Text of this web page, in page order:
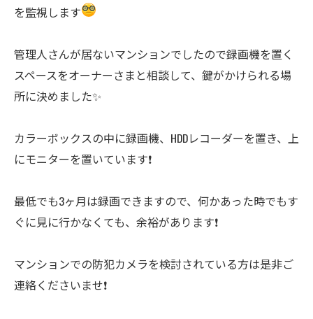
を監視します
管理人さんが居ないマンションでしたので録画機を置く
スペースをオーナーさまと相談して、鍵がかけられる場
所に決めました✨
カラーボックスの中に録画機、HDDレコーダーを置き、上
にモニターを置いています❗️
最低でも3ヶ月は録画できますので、何かあった時でもす
ぐに見に行かなくても、余裕があります❗️
マンションでの防犯カメラを検討されている方は是非ご
連絡くださいませ❗️